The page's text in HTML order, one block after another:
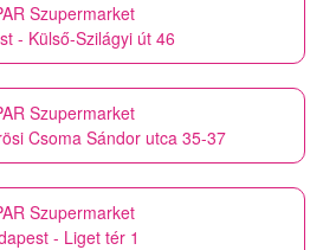
Szupermarket
- Külső-Szilágyi út 46
Szupermarket
Csoma Sándor utca 35-37
Szupermarket
- Liget tér 1